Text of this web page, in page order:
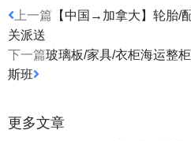
上一篇 【中国→加拿大】轮胎/
关派送
下一篇玻璃板/家具/衣柜海运整
斯班
更多文章